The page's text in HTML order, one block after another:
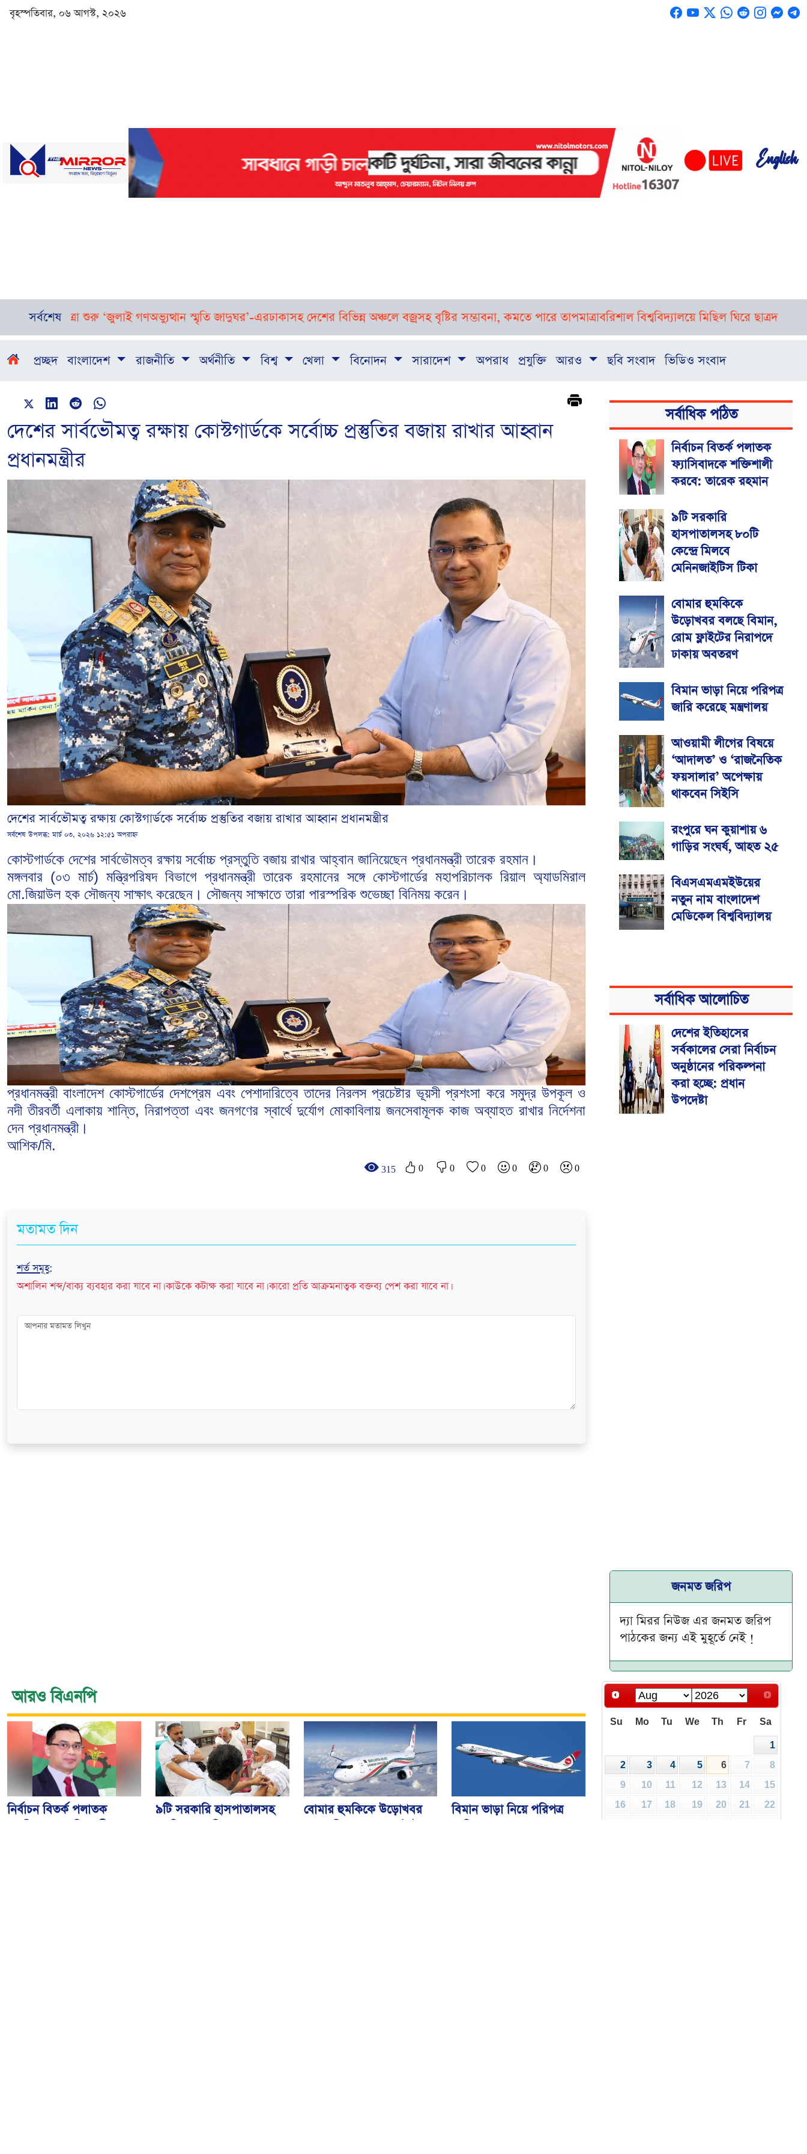
বৃহস্পতিবার, ০৬ আগস্ট, ২০২৬
English
সর্বশেষ
যাত্রা শুরু ‘জুলাই গণঅভ্যুত্থান স্মৃতি জাদুঘর’-এরঢাকাসহ দেশের বিভিন্ন অঞ্চলে বজ্রসহ বৃষ্টির সম্ভাবনা, কমতে পারে তাপমাত্রাবরিশাল বিশ্ববিদ্যালয়ে মিছিল ঘিরে ছাত্রদল-ছাত্রশিবির
প্রচ্ছদ বাংলাদেশ রাজনীতি অর্থনীতি বিশ্ব খেলা বিনোদন সারাদেশ অপরাধ প্রযুক্তি আরও ছবি সংবাদ ভিডিও সংবাদ
দেশের সার্বভৌমত্ব রক্ষায় কোস্টগার্ডকে সর্বোচ্চ প্রস্তুতির বজায় রাখার আহ্বান
প্রধানমন্ত্রীর
দেশের সার্বভৌমত্ব রক্ষায় কোস্টগার্ডকে সর্বোচ্চ প্রস্তুতির বজায় রাখার আহ্বান প্রধানমন্ত্রীর
সর্বশেষ উপলব্ধ:মার্চ ০৩, ২০২৬ ১২:৫১ অপরাহ্ন
কোস্টগার্ডকে দেশের সার্বভৌমত্ব রক্ষায় সর্বোচ্চ প্রস্তুতি বজায় রাখার আহ্বান জানিয়েছেন প্রধানমন্ত্রী তারেক রহমান।
মঙ্গলবার (০৩ মার্চ) মন্ত্রিপরিষদ বিভাগে প্রধানমন্ত্রী তারেক রহমানের সঙ্গে কোস্টগার্ডের মহাপরিচালক রিয়াল অ্যাডমিরাল
মো.জিয়াউল হক সৌজন্য সাক্ষাৎ করেছেন। সৌজন্য সাক্ষাতে তারা পারস্পরিক শুভেচ্ছা বিনিময় করেন।
প্রধানমন্ত্রী বাংলাদেশ কোস্টগার্ডের দেশপ্রেম এবং পেশাদারিত্বে তাদের নিরলস প্রচেষ্টার ভূয়সী প্রশংসা করে সমুদ্র উপকূল ও
নদী তীরবর্তী এলাকায় শান্তি, নিরাপত্তা এবং জনগণের স্বার্থে দুর্যোগ মোকাবিলায় জনসেবামূলক কাজ অব্যাহত রাখার নির্দেশনা
দেন প্রধানমন্ত্রী।
আশিক/মি.
315 0 0 0 0 0 0
মতামত দিন
শর্ত সমূহ:
অশালিন শব্দ/বাক্য ব্যবহার করা যাবে না। কাউকে কটাক্ষ করা যাবে না। কারো প্রতি আক্রমনাত্বক বক্তব্য পেশ করা যাবে না।
সর্বাধিক পঠিত
নির্বাচন বিতর্ক পলাতক
ফ্যাসিবাদকে শক্তিশালী
করবে: তারেক রহমান
৯টি সরকারি
হাসপাতালসহ ৮০টি
কেন্দ্রে মিলবে
মেনিনজাইটিস টিকা
বোমার হুমকিকে
উড়োখবর বলছে বিমান,
রোম ফ্লাইটের নিরাপদে
ঢাকায় অবতরণ
বিমান ভাড়া নিয়ে পরিপত্র
জারি করেছে মন্ত্রণালয়
আওয়ামী লীগের বিষয়ে
‘আদালত’ ও ‘রাজনৈতিক
ফয়সালার’ অপেক্ষায়
থাকবেন সিইসি
রংপুরে ঘন কুয়াশায় ৬
গাড়ির সংঘর্ষ, আহত ২৫
বিএসএমএমইউয়ের
নতুন নাম বাংলাদেশ
মেডিকেল বিশ্ববিদ্যালয়
সর্বাধিক আলোচিত
দেশের ইতিহাসের
সর্বকালের সেরা নির্বাচন
অনুষ্ঠানের পরিকল্পনা
করা হচ্ছে: প্রধান
উপদেষ্টা
জনমত জরিপ
দ্যা মিরর নিউজ এর জনমত জরিপ
পাঠকের জন্য এই মুহূর্তে নেই !
আরও বিএনপি
নির্বাচন বিতর্ক পলাতক
৯টি সরকারি হাসপাতালসহ
বোমার হুমকিকে উড়োখবর
বিমান ভাড়া নিয়ে পরিপত্র
Su Mo Tu We Th Fr Sa
1
2
3 4 5 6 7
8
9
10 11 12 13 14
15
16
17 18 19 20 21
22